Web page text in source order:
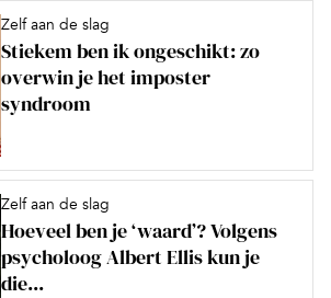
Zelf aan de slag
Stiekem ben ik ongeschikt: zo
overwin je het imposter
syndroom
Zelf aan de slag
Hoeveel ben je ‘waard’? Volgens
psycholoog Albert Ellis kun je
die...